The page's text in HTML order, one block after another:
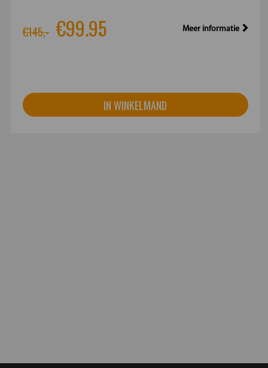
€145,- €99.95 Meer informatie
IN WINKELMAND